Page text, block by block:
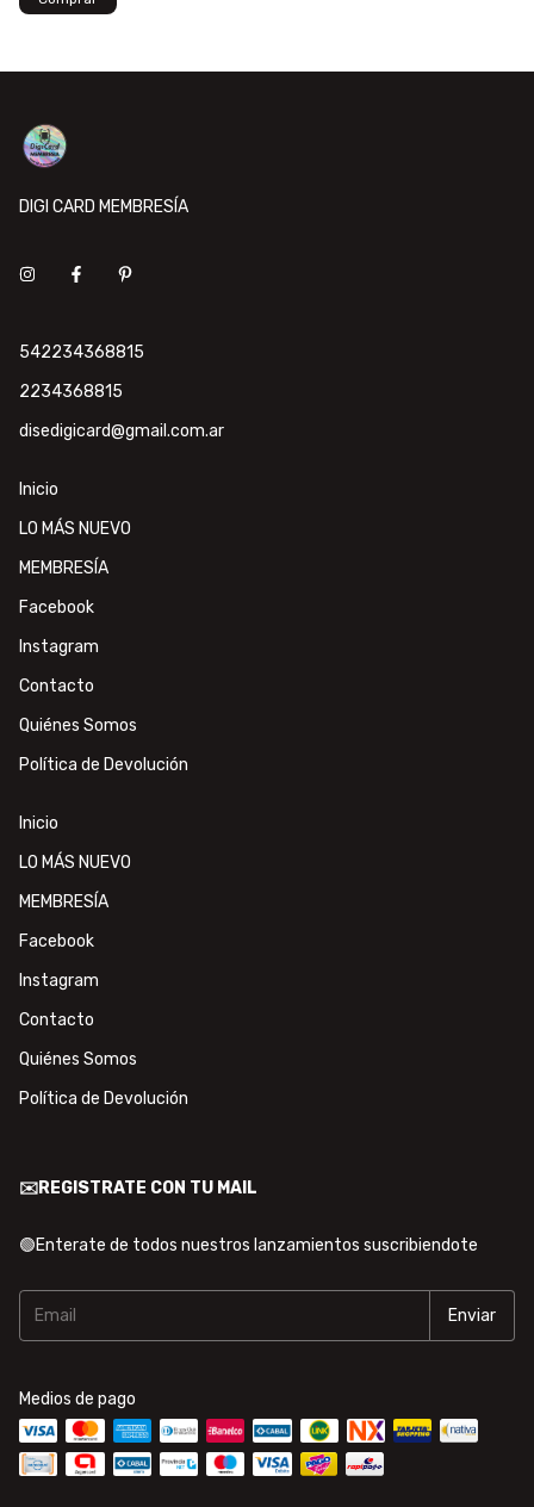
DIGI CARD MEMBRESÍA
542234368815
2234368815
disedigicard@gmail.com.ar
Inicio
LO MÁS NUEVO
MEMBRESÍA
Facebook
Instagram
Contacto
Quiénes Somos
Política de Devolución
Inicio
LO MÁS NUEVO
MEMBRESÍA
Facebook
Instagram
Contacto
Quiénes Somos
Política de Devolución
✉️REGISTRATE CON TU MAIL
🟢Enterate de todos nuestros lanzamientos suscribiendote
Medios de pago